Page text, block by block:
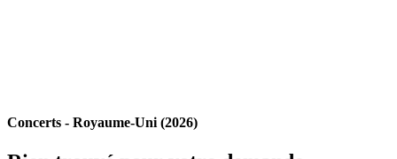
Concerts - Royaume-Uni (2026)